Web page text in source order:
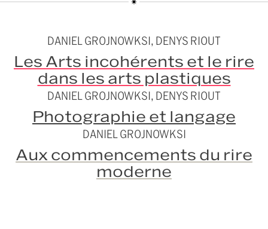
DANIEL GROJNOWKSI, DENYS RIOUT
Les Arts incohérents et le rire
dans les arts plastiques
DANIEL GROJNOWKSI, DENYS RIOUT
Photographie et langage
DANIEL GROJNOWKSI
Aux commencements du rire
moderne